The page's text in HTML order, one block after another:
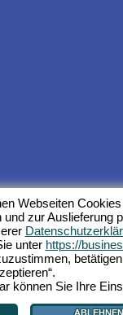
Webseiten
zur Auslieferung
unter https://
können Sie Ihre
ABLEHNEN